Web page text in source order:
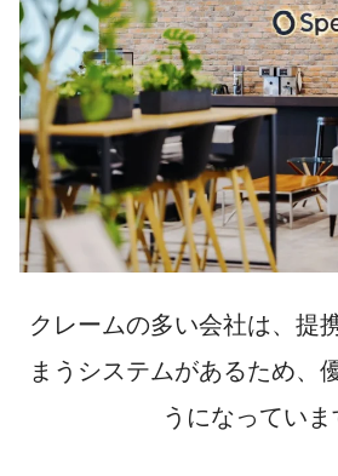
クレームの多い会社は、提
まうシステムがあるため、
うになっていま